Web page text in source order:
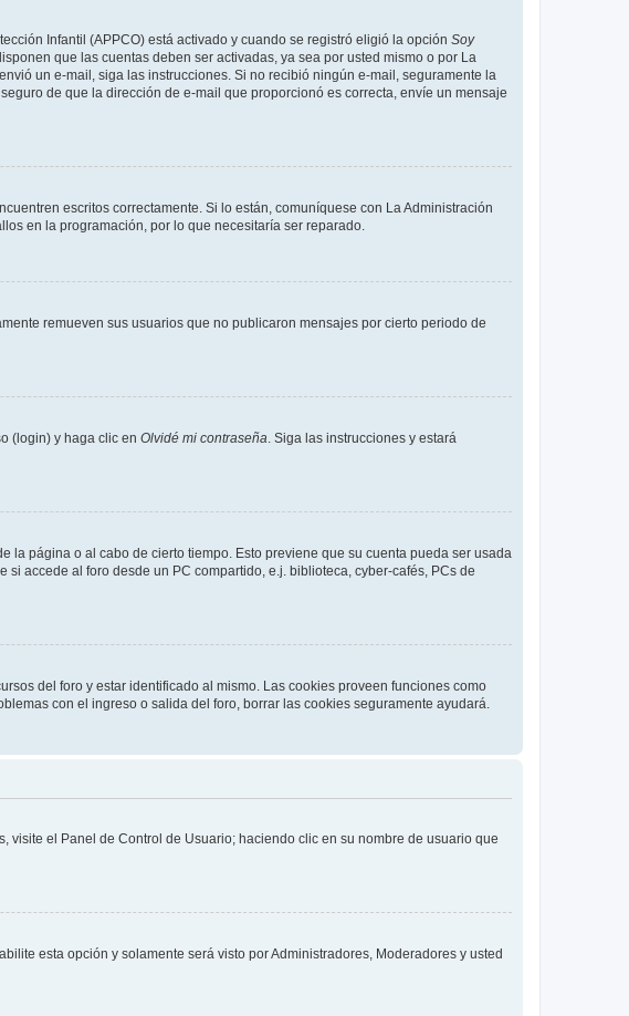
Infantil (APPCO) está activado y cuando se registró eligió la opción Soy
que las cuentas deben ser activadas, ya sea por usted mismo o por La
un e-mail, siga las instrucciones. Si no recibió ningún e-mail, seguramente la
de que la dirección de e-mail que proporcionó es correcta, envíe un mensaje
escritos correctamente. Si lo están, comuníquese con La Administración
en la programación, por lo que necesitaría ser reparado.
remueven sus usuarios que no publicaron mensajes por cierto periodo de
(login) y haga clic en Olvidé mi contraseña . Siga las instrucciones y estará
página o al cabo de cierto tiempo. Esto previene que su cuenta pueda ser usada
accede al foro desde un PC compartido, e.j. biblioteca, cyber-cafés, PCs de
del foro y estar identificado al mismo. Las cookies proveen funciones como
con el ingreso o salida del foro, borrar las cookies seguramente ayudará.
el Panel de Control de Usuario; haciendo clic en su nombre de usuario que
esta opción y solamente será visto por Administradores, Moderadores y usted